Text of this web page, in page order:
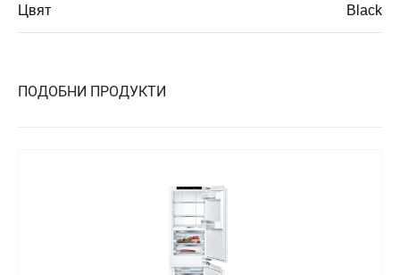
Цвят Black
ПОДОБНИ ПРОДУКТИ